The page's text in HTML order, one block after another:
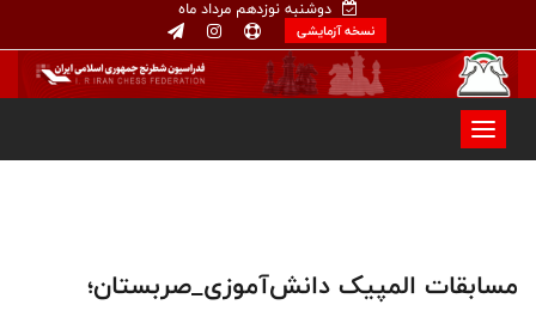
دوشنبه نوزدهم مرداد ماه
نسخه آزمایشی
مسابقات المپیک دانش‌آموزی_صربستان؛